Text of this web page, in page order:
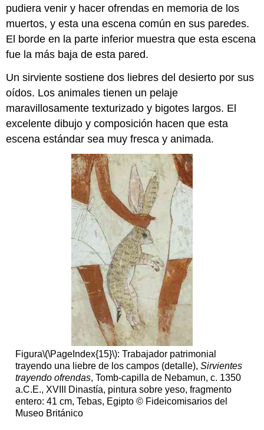
pudiera venir y hacer ofrendas en memoria de los
muertos, y esta una escena común en sus paredes.
El borde en la parte inferior muestra que esta escena
fue la más baja de esta pared.
Un sirviente sostiene dos liebres del desierto por sus
oídos. Los animales tienen un pelaje
maravillosamente texturizado y bigotes largos. El
excelente dibujo y composición hacen que esta
escena estándar sea muy fresca y animada.
Figura\(\PageIndex{15}\): Trabajador patrimonial
trayendo una liebre de los campos (detalle), Sirvientes
trayendo ofrendas, Tomb-capilla de Nebamun, c. 1350
a.C.E., XVIII Dinastía, pintura sobre yeso, fragmento
entero: 41 cm, Tebas, Egipto © Fideicomisarios del
Museo Británico